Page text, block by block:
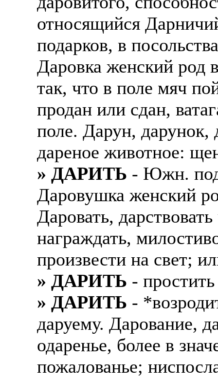
относящийся
подарков, в
Даровка женский род
так, что в поле мяч
продан или сдан,
поле. Дарун,
дареное животное:
» ДАРИТЬ - Южн.
Даровушка женский
Даровать,
награждать,
произвести на свет;
» ДАРИТЬ -
» ДАРИТЬ -
даруему. Дарование,
одаренье, более в
пожалованье;